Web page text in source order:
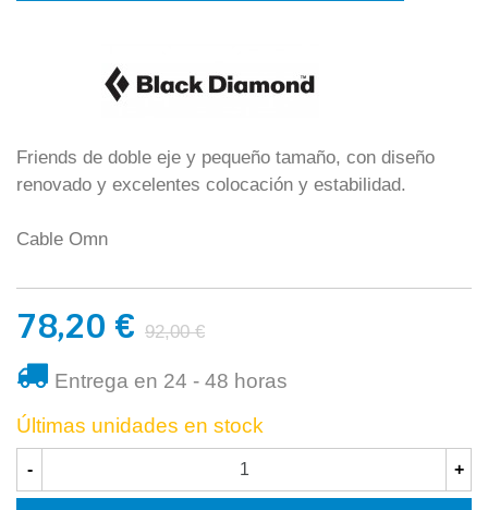
Friends de doble eje y pequeño tamaño, con diseño
renovado y excelentes colocación y estabilidad.
Cable Omn
78,20 € 92,00 €
Entrega en 24 - 48 horas
Últimas unidades en stock
- +